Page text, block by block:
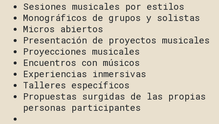
Sesiones musicales por estilos
Monográficos de grupos y solistas
Micros abiertos
Presentación de proyectos musicales
Proyecciones musicales
Encuentros con músicos
Experiencias inmersivas
Talleres específicos
Propuestas surgidas de las propias
personas participantes